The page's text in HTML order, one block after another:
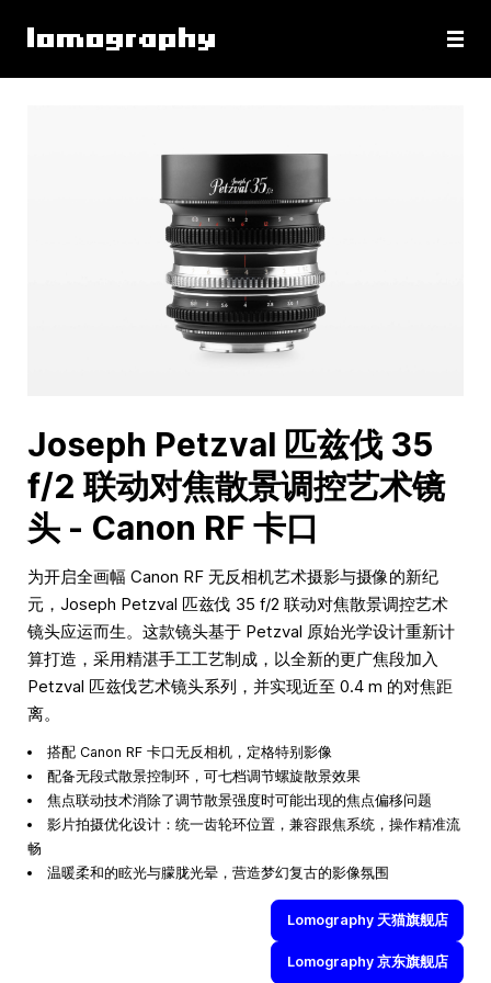
Joseph Petzval 匹兹伐 35
f/2 联动对焦散景调控艺术镜
头 - Canon RF 卡口
为开启全画幅 Canon RF 无反相机艺术摄影与摄像的新纪
元，Joseph Petzval 匹兹伐 35 f/2 联动对焦散景调控艺术
镜头应运而生。这款镜头基于 Petzval 原始光学设计重新计
算打造，采用精湛手工工艺制成，以全新的更广焦段加入
Petzval 匹兹伐艺术镜头系列，并实现近至 0.4 m 的对焦距
离。
搭配 Canon RF 卡口无反相机，定格特别影像
配备无段式散景控制环，可七档调节螺旋散景效果
焦点联动技术消除了调节散景强度时可能出现的焦点偏移问题
影片拍摄优化设计：统一齿轮环位置，兼容跟焦系统，操作精准流
畅
温暖柔和的眩光与朦胧光晕，营造梦幻复古的影像氛围
Lomography 天猫旗舰店
Lomography 京东旗舰店